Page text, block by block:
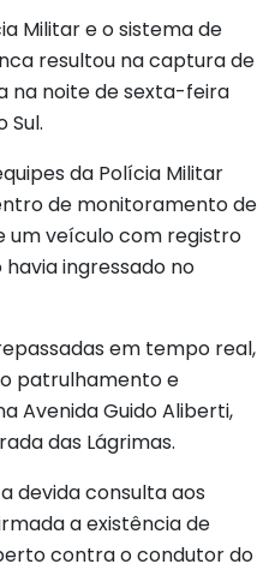
Militar e o sistema de
resultou na captura de
na noite de sexta-feira
Sul.
da Polícia Militar
de monitoramento de
um veículo com registro
ingressado no
em tempo real,
patrulhamento e
Avenida Guido Aliberti,
das Lágrimas.
devida consulta aos
a existência de
contra o condutor do